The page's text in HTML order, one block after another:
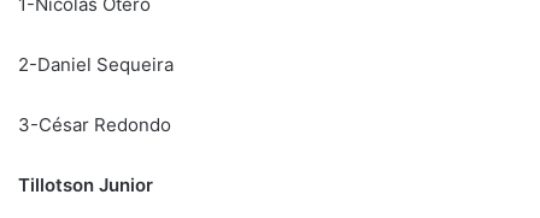
2-Daniel Sequeira
3-César Redondo
Tillotson Junior